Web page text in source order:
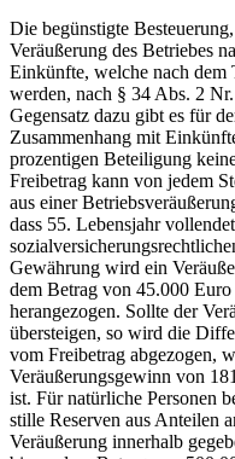
Die begünstigte
Veräußerung des Betriebes
Einkünfte, welche nach
werden, nach § 34 Abs. 2
Gegensatz dazu gibt es für
Zusammenhang mit
prozentigen Beteiligung
Freibetrag kann von jedem
aus einer
dass 55. Lebensjahr
Gewährung wird ein
dem Betrag von 45.000
herangezogen. Sollte der
übersteigen, so wird die
vom Freibetrag abgezogen,
Veräußerungsgewinn von
ist. Für natürliche Personen
stille Reserven aus Anteilen
Veräußerung innerhalb